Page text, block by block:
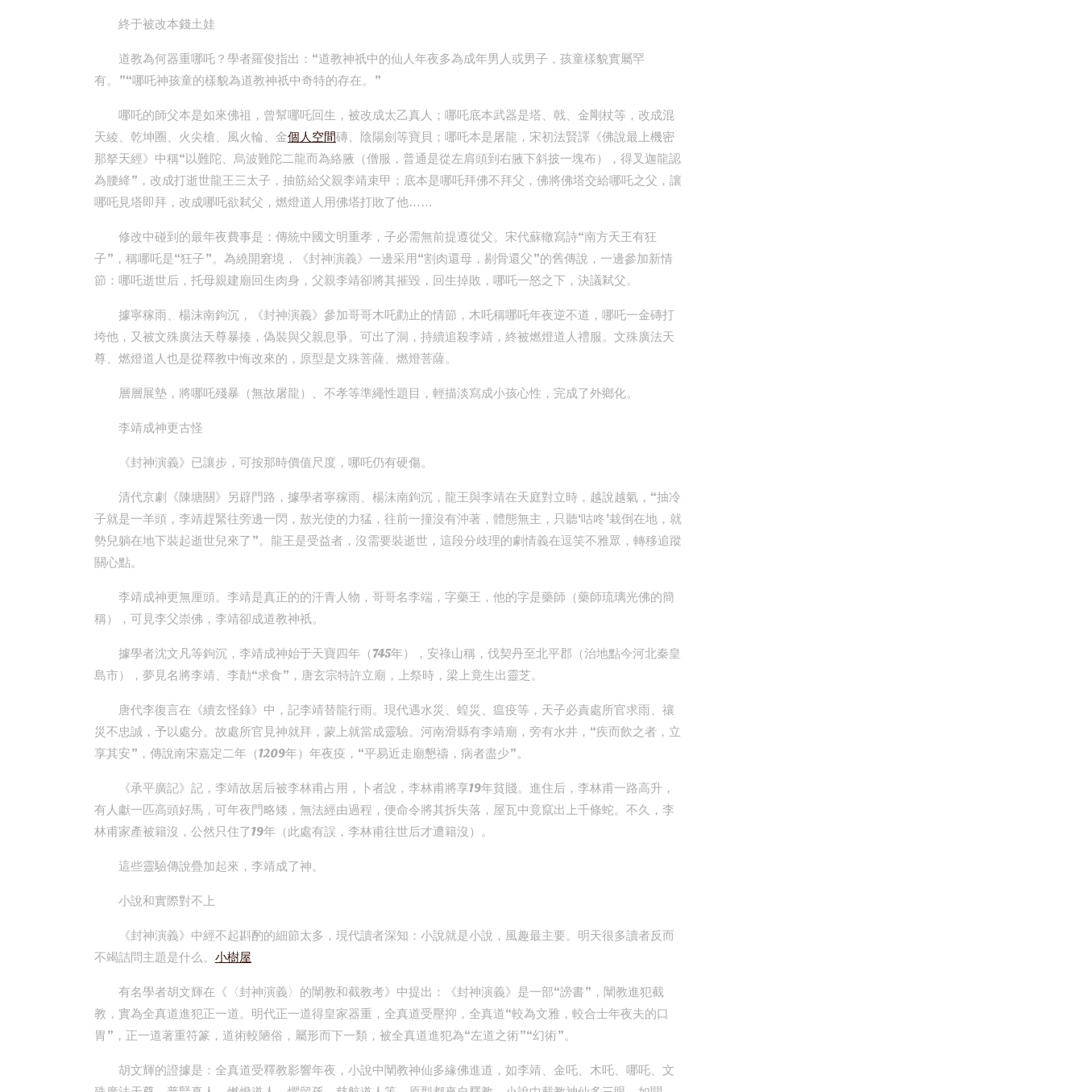
終于被改本錢土娃
道教為何器重哪吒？學者羅俊指出：“道教神祇中的仙人年夜多為成年男人或男子，孩童樣貌實屬罕
有。”“哪吒神孩童的樣貌為道教神祇中奇特的存在。”
哪吒的師父本是如來佛祖，曾幫哪吒回生，被改成太乙真人；哪吒底本武器是塔、戟、金剛杖等，改成混
天綾、乾坤圈、火尖槍、風火輪、金個人空間磚、陰陽劍等寶貝；哪吒本是屠龍，宋初法賢譯《佛說最上機密
那拏天經》中稱“以難陀、烏波難陀二龍而為絡腋（僧服，普通是從左肩頭到右腋下斜披一塊布），得叉迦龍認
為腰絳”，改成打逝世龍王三太子，抽筋給父親李靖束甲；底本是哪吒拜佛不拜父，佛將佛塔交給哪吒之父，讓
哪吒見塔即拜，改成哪吒欲弒父，燃燈道人用佛塔打敗了他……
修改中碰到的最年夜費事是：傳統中國文明重孝，子必需無前提遵從父。宋代蘇轍寫詩“南方天王有狂
子”，稱哪吒是“狂子”。為繞開窘境，《封神演義》一邊采用“割肉還母，剔骨還父”的舊傳說，一邊參加新情
節：哪吒逝世后，托母親建廟回生肉身，父親李靖卻將其摧毀，回生掉敗，哪吒一怒之下，決議弒父。
據寧稼雨、楊沫南鉤沉，《封神演義》參加哥哥木吒勸止的情節，木吒稱哪吒年夜逆不道，哪吒一金磚打
垮他，又被文殊廣法天尊暴揍，偽裝與父親息爭。可出了洞，持續追殺李靖，終被燃燈道人禮服。文殊廣法天
尊、燃燈道人也是從釋教中悔改來的，原型是文殊菩薩、燃燈菩薩。
層層展墊，將哪吒殘暴（無故屠龍）、不孝等準繩性題目，輕描淡寫成小孩心性，完成了外鄉化。
李靖成神更古怪
《封神演義》已讓步，可按那時價值尺度，哪吒仍有硬傷。
清代京劇《陳塘關》另辟門路，據學者寧稼雨、楊沫南鉤沉，龍王與李靖在天庭對立時，越說越氣，“抽冷
子就是一羊頭，李靖趕緊往旁邊一閃，敖光使的力猛，往前一撞沒有沖著，體態無主，只聽‘咕咚’栽倒在地，就
勢兒躺在地下裝起逝世兒來了”。龍王是受益者，沒需要裝逝世，這段分歧理的劇情義在逗笑不雅眾，轉移追蹤
關心點。
李靖成神更無厘頭。李靖是真正的的汗青人物，哥哥名李端，字藥王，他的字是藥師（藥師琉璃光佛的簡
稱），可見李父崇佛，李靖卻成道教神祇。
據學者沈文凡等鉤沉，李靖成神始于天寶四年（745年），安祿山稱，伐契丹至北平郡（治地點今河北秦皇
島市），夢見名將李靖、李勣“求食”，唐玄宗特許立廟，上祭時，梁上竟生出靈芝。
唐代李復言在《續玄怪錄》中，記李靖替龍行雨。現代遇水災、蝗災、瘟疫等，天子必責處所官求雨、禳
災不忠誠，予以處分。故處所官見神就拜，蒙上就當成靈驗。河南滑縣有李靖廟，旁有水井，“疾而飲之者，立
享其安”，傳說南宋嘉定二年（1209年）年夜疫，“平易近走廟懇禱，病者盡少”。
《承平廣記》記，李靖故居后被李林甫占用，卜者說，李林甫將享19年貧賤。進住后，李林甫一路高升，
有人獻一匹高頭好馬，可年夜門略矮，無法經由過程，便命令將其拆失落，屋瓦中竟竄出上千條蛇。不久，李
林甫家產被籍沒，公然只住了19年（此處有誤，李林甫往世后才遭籍沒）。
這些靈驗傳說疊加起來，李靖成了神。
小說和實際對不上
《封神演義》中經不起斟酌的細節太多，現代讀者深知：小說就是小說，風趣最主要。明天很多讀者反而
不竭詰問主題是什么。 小樹屋
有名學者胡文輝在《〈封神演義〉的闡教和截教考》中提出：《封神演義》是一部“謗書”，闡教進犯截
教，實為全真道進犯正一道。明代正一道得皇家器重，全真道受壓抑，全真道“較為文雅，較合士年夜夫的口
胃”，正一道著重符篆，道術較陋俗，屬形而下一類，被全真道進犯為“左道之術”“幻術”。
胡文輝的證據是：全真道受釋教影響年夜，小說中闡教神仙多緣佛進道，如李靖、金吒、木吒、哪吒、文